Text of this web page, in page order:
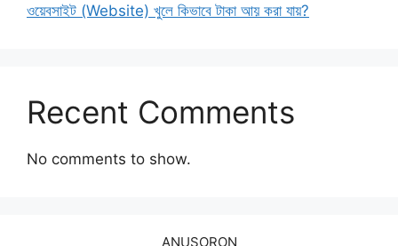
ওয়েবসাইট (Website) খুলে কিভাবে টাকা আয় করা যায়?
Recent Comments
No comments to show.
ANUSORON